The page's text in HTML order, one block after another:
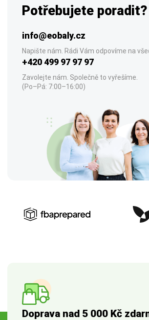
Potřebujete poradit?
info@eobaly.cz
Napište nám. Rádi Vám odpovíme na
+420 499 97 97 97
Zavolejte nám. Společně to vyřešíme.
(Po–Pá: 7:00–16:00)
Doprava nad 5 000 Kč